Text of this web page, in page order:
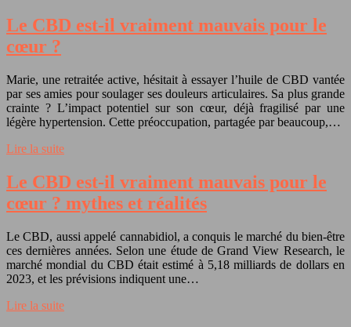
Le CBD est-il vraiment mauvais pour le
cœur ?
Marie, une retraitée active, hésitait à essayer l’huile de CBD vantée
par ses amies pour soulager ses douleurs articulaires. Sa plus grande
crainte ? L’impact potentiel sur son cœur, déjà fragilisé par une
légère hypertension. Cette préoccupation, partagée par beaucoup,…
Lire la suite
Le CBD est-il vraiment mauvais pour le
cœur ? mythes et réalités
Le CBD, aussi appelé cannabidiol, a conquis le marché du bien-être
ces dernières années. Selon une étude de Grand View Research, le
marché mondial du CBD était estimé à 5,18 milliards de dollars en
2023, et les prévisions indiquent une…
Lire la suite